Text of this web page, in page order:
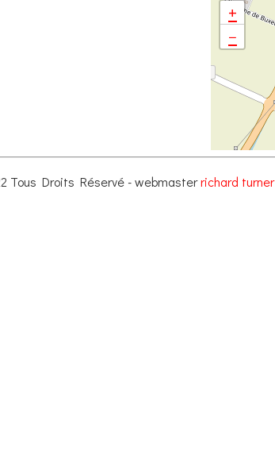
+
−
Tous Droits Réservé - webmasterrichard turner